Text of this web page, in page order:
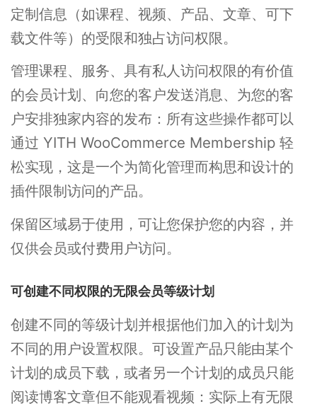
定制信息（如课程、视频、产品、文章、可下
载文件等）的受限和独占访问权限。
管理课程、服务、具有私人访问权限的有价值
的会员计划、向您的客户发送消息、为您的客
户安排独家内容的发布：所有这些操作都可以
通过 YITH WooCommerce Membership 轻
松实现，这是一个为简化管理而构思和设计的
插件限制访问的产品。
保留区域易于使用，可让您保护您的内容，并
仅供会员或付费用户访问。
可创建不同权限的无限会员等级计划
创建不同的等级计划并根据他们加入的计划为
不同的用户设置权限。可设置产品只能由某个
计划的成员下载，或者另一个计划的成员只能
阅读博客文章但不能观看视频：实际上有无限